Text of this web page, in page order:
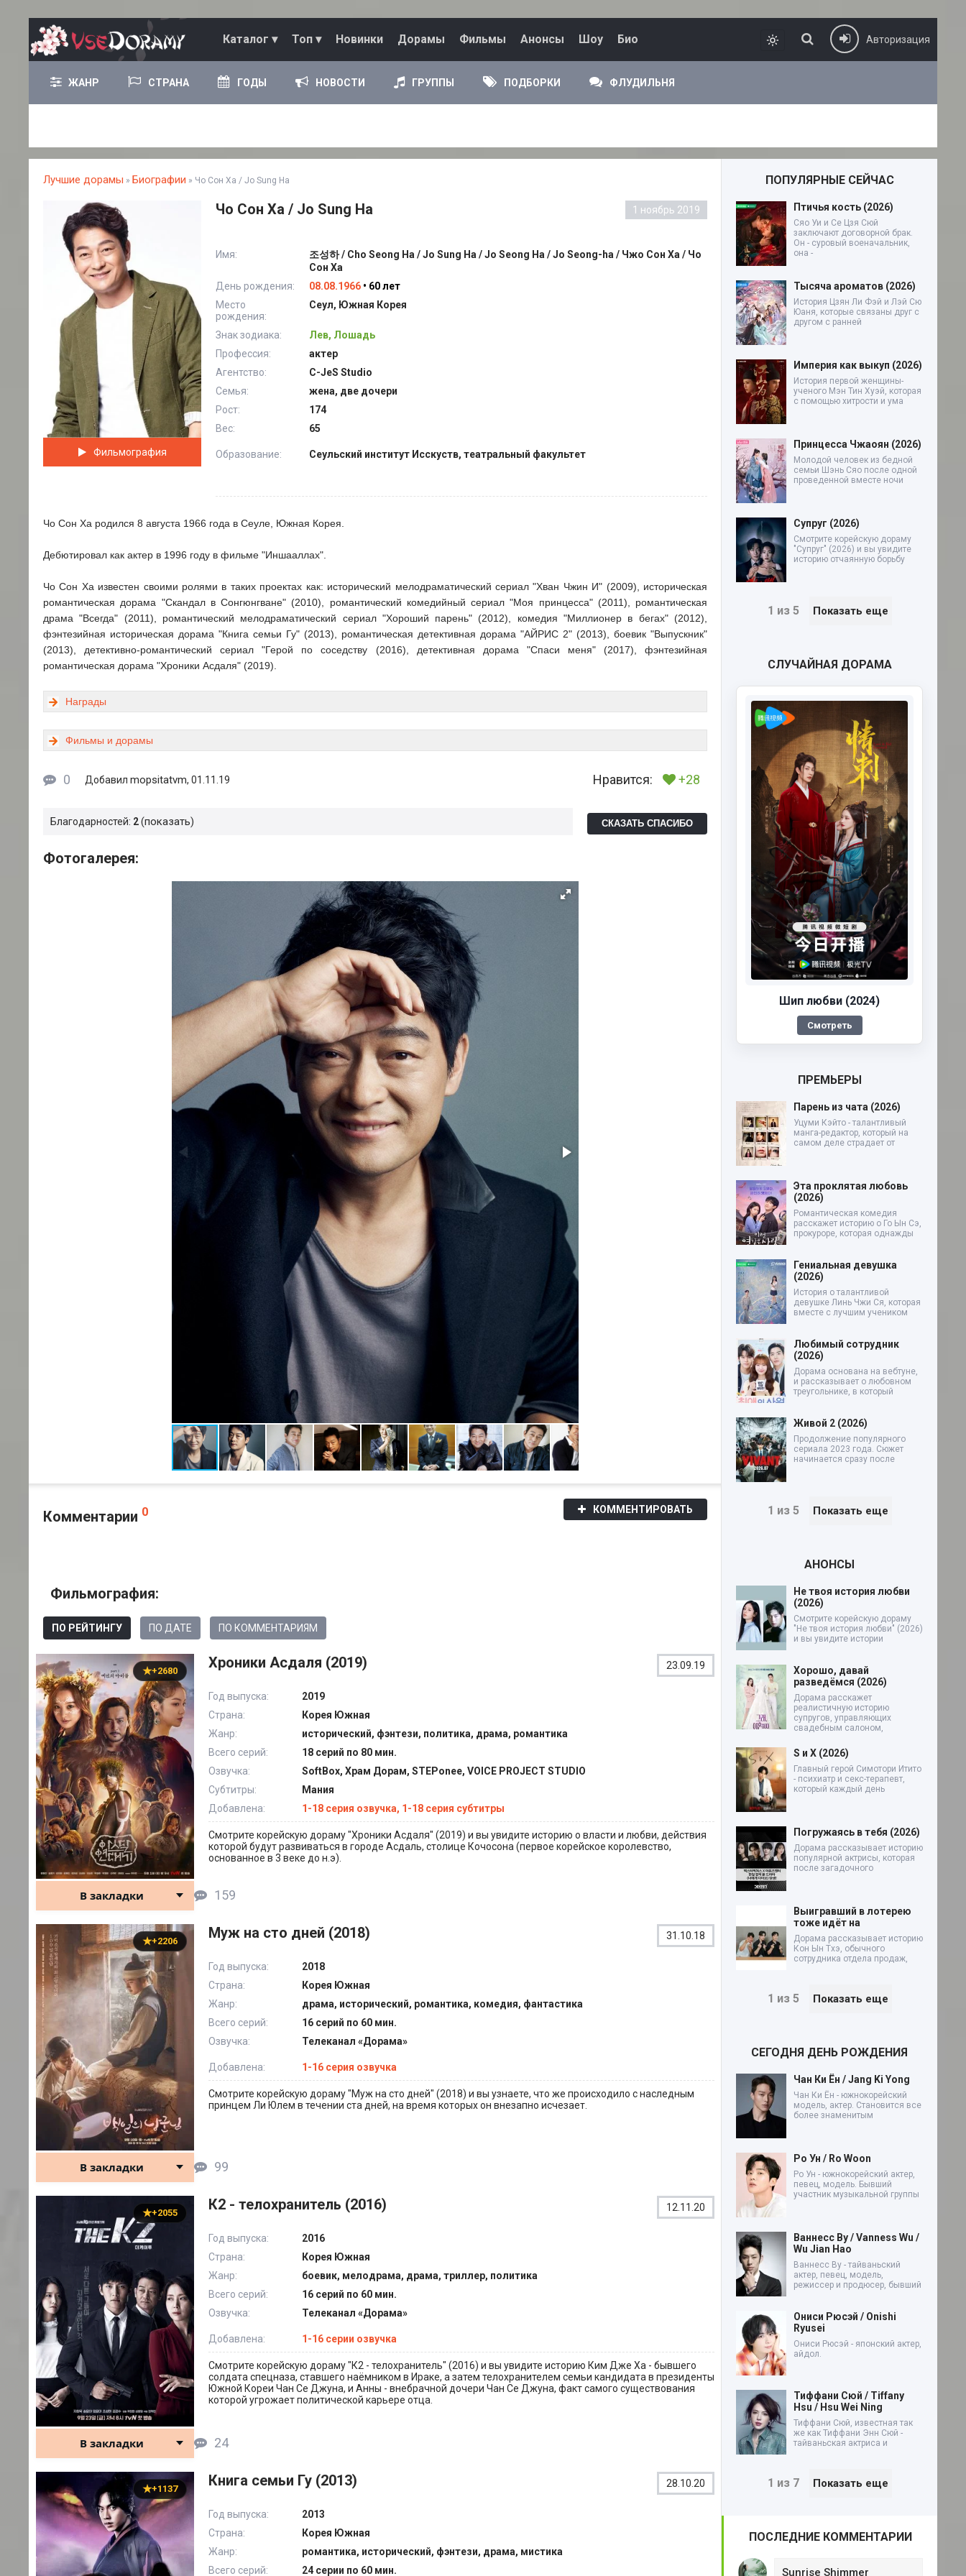
Каталог ▾ Топ ▾ Новинки Дорамы Фильмы Анонсы Шоу Био Авторизация
ЖАНР СТРАНА ГОДЫ НОВОСТИ ГРУППЫ ПОДБОРКИ ФЛУДИЛЬНЯ
Лучшие дорамы » Биографии » Чо Сон Ха / Jo Sung Ha
Фильмография
Чо Сон Ха / Jo Sung Ha 1 ноябрь 2019
Имя:
조성하 / Cho Seong Ha / Jo Sung Ha / Jo Seong Ha / Jo Seong-ha / Чжо Сон Ха / Чо
Сон Ха
День рождения:
08.08.1966 • 60 лет
Место
рождения:
Сеул, Южная Корея
Знак зодиака:
Лев, Лошадь
Профессия:
актер
Агентство:
C-JeS Studio
Семья:
жена, две дочери
Рост:
174
Вес:
65
Образование: Сеульский институт Исскуств, театральный факультет
Чо Сон Ха родился 8 августа 1966 года в Сеуле, Южная Корея.
Дебютировал как актер в 1996 году в фильме "Иншааллах".
Чо Сон Ха известен своими ролями в таких проектах как: исторический мелодраматический сериал "Хван Чжин И" (2009), историческая
романтическая дорама "Скандал в Сонгюнгване" (2010), романтический комедийный сериал "Моя принцесса" (2011), романтическая
драма "Всегда" (2011), романтический мелодраматический сериал "Хороший парень" (2012), комедия "Миллионер в бегах" (2012),
фэнтезийная историческая дорама "Книга семьи Гу" (2013), романтическая детективная дорама "АЙРИС 2" (2013), боевик "Выпускник"
(2013), детективно-романтический сериал "Герой по соседству (2016), детективная дорама "Спаси меня" (2017), фэнтезийная
романтическая дорама "Хроники Асдаля" (2019).
Награды
Фильмы и дорамы
0 Добавил mopsitatvm, 01.11.19 Нравится: +28
Благодарностей: 2 показать СКАЗАТЬ СПАСИБО
Фотогалерея:
Комментарии 0 КОММЕНТИРОВАТЬ
Фильмография:
ПО РЕЙТИНГУ ПО ДАТЕ ПО КОММЕНТАРИЯМ
+2680 Хроники Асдаля (2019) 23.09.19
Год выпуска:
2019
Страна:
Корея Южная
Жанр:
исторический, фэнтези, политика, драма, романтика
Всего серий:
18 серий по 80 мин.
Озвучка:
SoftBox, Храм Дорам, STEPonee, VOICE PROJECT STUDIO
Субтитры:
Мания
Добавлена:
1-18 серия озвучка, 1-18 серия субтитры
Смотрите корейскую дораму "Хроники Асдаля" (2019) и вы увидите историю о власти и любви, действия
которой будут развиваться в городе Асдаль, столице Кочосона (первое корейское королевство,
основанное в 3 веке до н.э).
В закладки 159
+2206 Муж на сто дней (2018) 31.10.18
Год выпуска:
2018
Страна:
Корея Южная
Жанр:
драма, исторический, романтика, комедия, фантастика
Всего серий:
16 серий по 60 мин.
Озвучка:
Телеканал «Дорама»
Добавлена: 1-16 серия озвучка
Смотрите корейскую дораму "Муж на сто дней" (2018) и вы узнаете, что же происходило с наследным
принцем Ли Юлем в течении ста дней, на время которых он внезапно исчезает.
В закладки 99
+2055 К2 - телохранитель (2016) 12.11.20
Год выпуска:
2016
Страна:
Корея Южная
Жанр:
боевик, мелодрама, драма, триллер, политика
Всего серий:
16 серий по 60 мин.
Озвучка:
Телеканал «Дорама»
Добавлена: 1-16 серии озвучка
Смотрите корейскую дораму "К2 - телохранитель" (2016) и вы увидите историю Ким Дже Ха - бывшего
солдата спецназа, ставшего наёмником в Ираке, а затем телохранителем семьи кандидата в президенты
Южной Кореи Чан Се Джуна, и Анны - внебрачной дочери Чан Се Джуна, факт самого существования
которой угрожает политической карьере отца.
В закладки 24
+1137 Книга семьи Гу (2013) 28.10.20
Год выпуска:
2013
Страна:
Корея Южная
Жанр:
романтика, исторический, фэнтези, драма, мистика
Всего серий:
24 серии по 60 мин.
ПОПУЛЯРНЫЕ СЕЙЧАС
Птичья кость (2026)
Сяо Уи и Се Цзя Сюй
заключают договорной брак.
Он - суровый военачальник,
она -
Тысяча ароматов (2026)
История Цзян Ли Фэй и Лэй Сю
Юаня, которые связаны друг с
другом с ранней
Империя как выкуп (2026)
История первой женщины-
ученого Мэн Тин Хуэй, которая
с помощью хитрости и ума
Принцесса Чжаоян (2026)
Молодой человек из бедной
семьи Шэнь Сяо после одной
проведенной вместе ночи
Супруг (2026)
Смотрите корейскую дораму
"Супруг" (2026) и вы увидите
историю отчаянную борьбу
1 из 5 Показать еще
СЛУЧАЙНАЯ ДОРАМА
Шип любви (2024)
Смотреть
ПРЕМЬЕРЫ
Парень из чата (2026)
Уцуми Кэйто - талантливый
манга-редактор, который на
самом деле страдает от
Эта проклятая любовь
(2026)
Романтическая комедия
расскажет историю о Го Ын Сэ,
прокуроре, которая однажды
Гениальная девушка
(2026)
История о талантливой
девушке Линь Чжи Ся, которая
вместе с лучшим учеником
Любимый сотрудник
(2026)
Дорама основана на вебтуне,
и рассказывает о любовном
треугольнике, в который
Живой 2 (2026)
Продолжение популярного
сериала 2023 года. Сюжет
начинается сразу после
1 из 5 Показать еще
АНОНСЫ
Не твоя история любви
(2026)
Смотрите корейскую дораму
"Не твоя история любви" (2026)
и вы увидите истории
Хорошо, давай
разведёмся (2026)
Дорама расскажет
реалистичную историю
супругов, управляющих
свадебным салоном,
S и X (2026)
Главный герой Симотори Итито
- психиатр и секс-терапевт,
который каждый день
Погружаясь в тебя (2026)
Дорама рассказывает историю
популярной актрисы, которая
после загадочного
Выигравший в лотерею
тоже идёт на
Дорама рассказывает историю
Кон Ын Тхэ, обычного
сотрудника отдела продаж,
1 из 5 Показать еще
СЕГОДНЯ ДЕНЬ РОЖДЕНИЯ
Чан Ки Ён / Jang Ki Yong
Чан Ки Ён - южнокорейский
модель, актер. Становится все
более знаменитым
Ро Ун / Ro Woon
Ро Ун - южнокорейский актер,
певец, модель. Бывший
участник музыкальной группы
Ваннесс Ву / Vanness Wu /
Wu Jian Hao
Ваннесс Ву - тайваньский
актер, певец, модель,
режиссер и продюсер, бывший
Ониси Рюсэй / Onishi
Ryusei
Ониси Рюсэй - японский актер,
айдол.
Тиффани Сюй / Tiffany
Hsu / Hsu Wei Ning
Тиффани Сюй, известная так
же как Тиффани Энн Сюй -
тайваньская актриса и
1 из 7 Показать еще
ПОСЛЕДНИЕ КОММЕНТАРИИ
Sunrise Shimmer